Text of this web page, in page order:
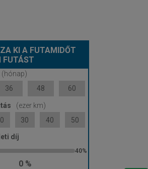
KI A FUTAMIDŐT
FUTÁST
(hónap)
36 48 60
(ezer km)
30 40 50
díj
0 %